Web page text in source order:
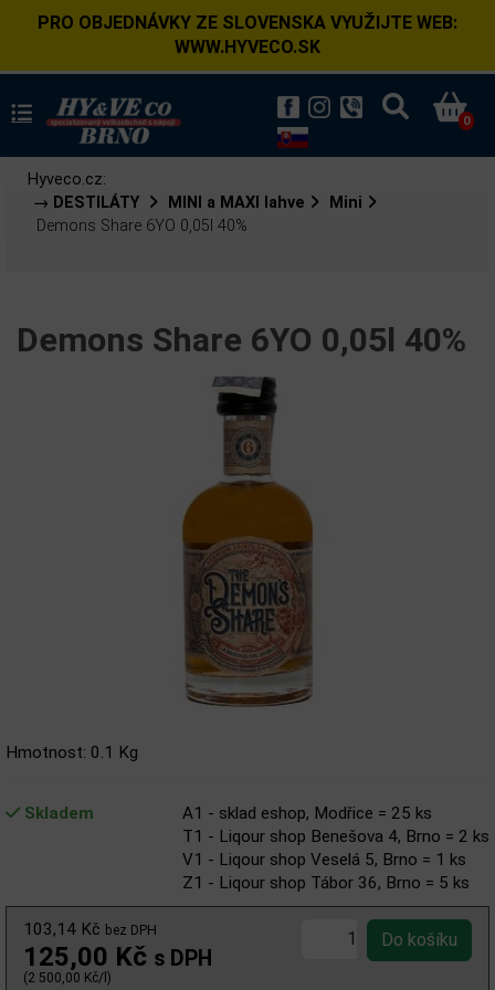
PRO OBJEDNÁVKY ZE SLOVENSKA VYUŽIJTE WEB:
WWW.HYVECO.SK
0
Hyveco.cz:
→ DESTILÁTY
MINI a MAXI lahve
Mini
Demons Share 6YO 0,05l 40%
Demons Share 6YO 0,05l 40%
Hmotnost: 0.1 Kg
Skladem
A1 - sklad eshop, Modřice = 25 ks
T1 - Liqour shop Benešova 4, Brno = 2 ks
V1 - Liqour shop Veselá 5, Brno = 1 ks
Z1 - Liqour shop Tábor 36, Brno = 5 ks
103,14 Kč bez DPH
125,00 Kč s DPH
(2 500,00 Kč/l)